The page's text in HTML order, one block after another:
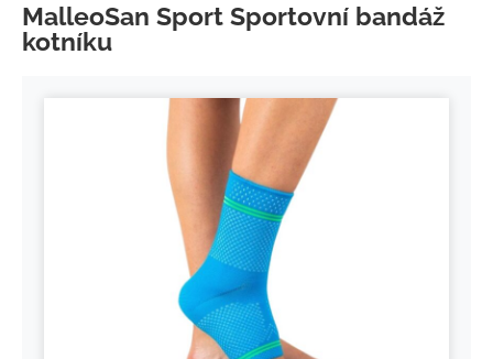
MalleoSan Sport Sportovní bandáž
kotníku